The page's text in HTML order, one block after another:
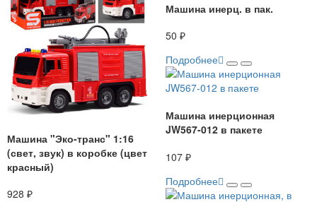
Машина "Эко-транс" 1:16
(свет, звук) в коробке (цвет
красный)
928 ₽
Машина инерц. в пак.
50 ₽
Подробнее
Машина инерционная
JW567-012 в пакете
107 ₽
Подробнее